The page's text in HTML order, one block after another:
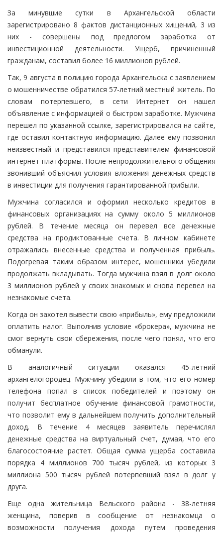
За минувшие сутки в Архангельской области
зарегистрировано 8 фактов дистанционных хищений, 3 из
них - совершены под предлогом заработка от
инвестиционной деятельности. Ущерб, причиненный
гражданам, составил более 16 миллионов рублей.
Так, 9 августа в полицию города Архангельска c заявлением
о мошенничестве обратился 57-летний местный житель. По
словам потерпевшего, в сети Интернет он нашел
объявление с информацией о быстром заработке. Мужчина
перешел по указанной ссылке, зарегистрировался на сайте,
где оставил контактную информацию. Далее ему позвонил
неизвестный и представился представителем финансовой
интернет-платформы. После непродолжительного общения
звонивший объяснил условия вложения денежных средств
в инвестиции для получения гарантированной прибыли.
Мужчина согласился и оформил несколько кредитов в
финансовых организациях на сумму около 5 миллионов
рублей. В течение месяца он перевел все денежные
средства на продиктованные счета. В личном кабинете
отражались внесенные средства и полученная прибыль.
Подогревая таким образом интерес, мошенники убедили
продолжать вкладывать. Тогда мужчина взял в долг около
3 миллионов рублей у своих знакомых и снова перевел на
незнакомые счета.
Когда он захотел вывести свою «прибыль», ему предложили
оплатить налог. Выполнив условие «брокера», мужчина не
смог вернуть свои сбережения, после чего понял, что его
обманули.
В аналогичный ситуации оказался 45-летний
архангелогородец. Мужчину убедили в том, что его номер
телефона попал в список победителей и поэтому он
получит бесплатное обучение финансовой грамотности,
что позволит ему в дальнейшем получить дополнительный
доход. В течение 4 месяцев заявитель перечислял
денежные средства на виртуальный счет, думая, что его
благосостояние растет. Общая сумма ущерба составила
порядка 4 миллионов 700 тысяч рублей, из которых 3
миллиона 500 тысяч рублей потерпевший взял в долг у
друга.
Еще одна жительница Вельского района - 38-летняя
женщина, поверив в сообщение от незнакомца о
возможности получения дохода путем проведения